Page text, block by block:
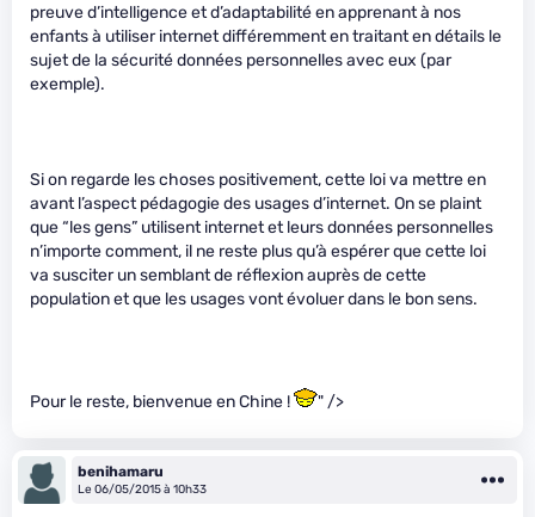
preuve d’intelligence et d’adaptabilité en apprenant à nos
enfants à utiliser internet différemment en traitant en détails le
sujet de la sécurité données personnelles avec eux (par
exemple).
Si on regarde les choses positivement, cette loi va mettre en
avant l’aspect pédagogie des usages d’internet. On se plaint
que “les gens” utilisent internet et leurs données personnelles
n’importe comment, il ne reste plus qu’à espérer que cette loi
va susciter un semblant de réflexion auprès de cette
population et que les usages vont évoluer dans le bon sens.
Pour le reste, bienvenue en Chine ! " />
benihamaru
Le 06/05/2015 à 10h33